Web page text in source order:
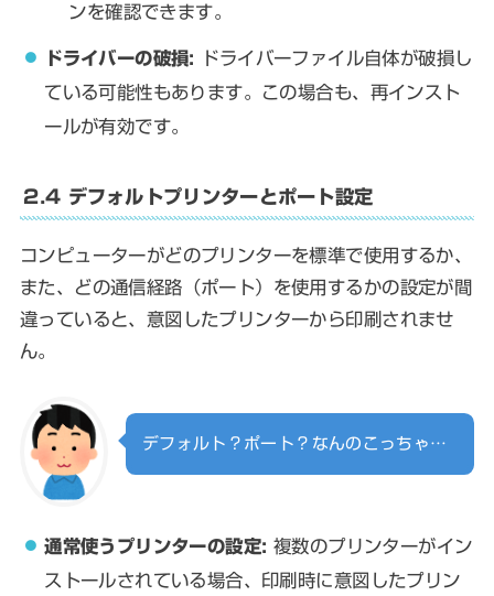
ンを確認できます。
ドライバーの破損:
ドライバーファイル自体が破損し
ている可能性もあります。この場合も、再インスト
ールが有効です。
2.4 デフォルトプリンターとポート設定
コンピューターがどのプリンターを標準で使用するか、
また、どの通信経路（ポート）を使用するかの設定が間
違っていると、意図したプリンターから印刷されませ
ん。
デフォルト？ポート？なんのこっちゃ…
通常使うプリンターの設定: 複数のプリンターがイン
ストールされている場合、印刷時に意図したプリン